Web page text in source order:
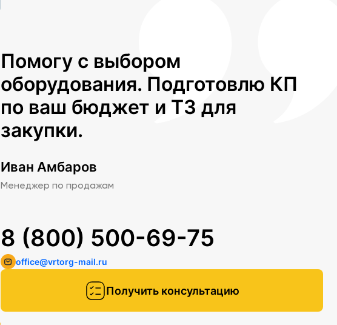
Помогу с выбором
оборудования. Подготовлю КП
по ваш бюджет и ТЗ для
закупки.
Иван Амбаров
Менеджер по продажам
Получить консультацию
8 (800) 500-69-75
office@vrtorg-mail.ru